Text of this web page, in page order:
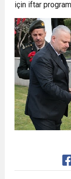
Bile
Abdulrezak
için iftar